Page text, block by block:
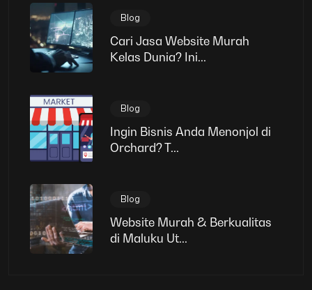
Blog
Cari Jasa Website Murah
Kelas Dunia? Ini...
Blog
Ingin Bisnis Anda Menonjol di
Orchard? T...
Blog
Website Murah & Berkualitas
di Maluku Ut...